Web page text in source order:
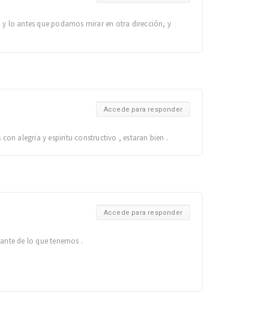
lo antes que podamos mirar en otra dirección, y
Accede para responder
alegria y espiritu constructivo , estaran bien .
Accede para responder
de lo que tenemos .